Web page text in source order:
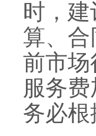
时，
算、
前市场
服务
务必